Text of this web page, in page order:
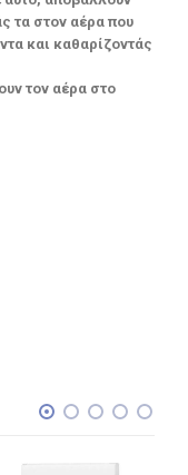
τα στον αέρα που
και καθαρίζοντάς
τον αέρα στο